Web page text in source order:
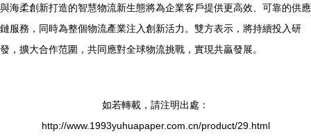
與海柔創新打造的智慧物流新生態將為企業客戶提供更高效、可靠的供應
鏈服務，同時為整個物流產業注入創新活力。雙方表示，將持續投入研
發，擴大合作范圍，共同應對全球物流挑戰，實現共贏發展。
如若轉載，請注明出處：
http://www.1993yuhuapaper.com.cn/product/29.html